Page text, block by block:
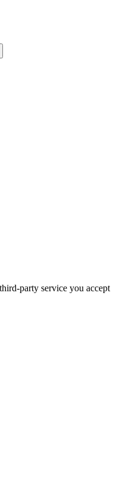
party service you accept